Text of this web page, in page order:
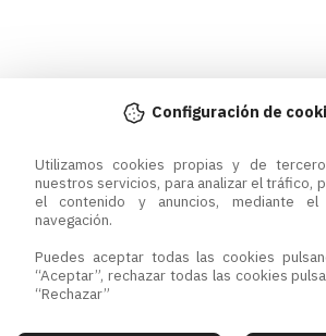
Configuración de
Utilizamos cookies propias y de
nuestros servicios, para analizar el tráfico,
el contenido y anuncios, mediante
navegación.
Puedes aceptar todas las cookies
“Aceptar”, rechazar todas las cookies
“Rechazar”